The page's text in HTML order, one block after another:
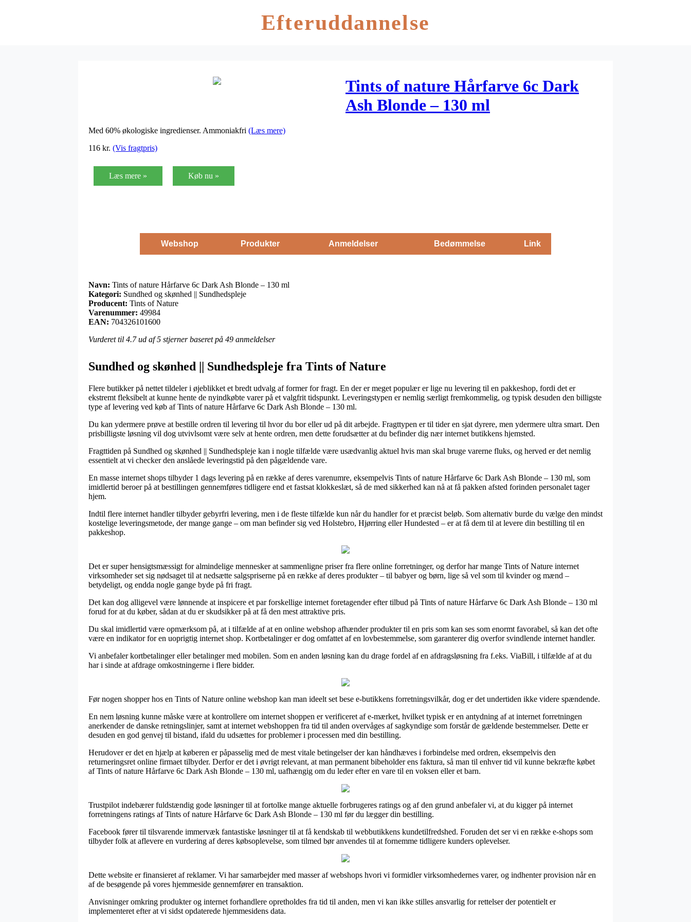
Efteruddannelse
Tints of nature Hårfarve 6c Dark
Ash Blonde – 130 ml
Med 60% økologiske ingredienser. Ammoniakfri (Læs mere)
116 kr. (Vis fragtpris)
Læs mere » Køb nu »
Webshop Produkter Anmeldelser Bedømmelse Link
Navn: Tints of nature Hårfarve 6c Dark Ash Blonde – 130 ml
Kategori: Sundhed og skønhed || Sundhedspleje
Producent: Tints of Nature
Varenummer: 49984
EAN: 704326101600
Vurderet til 4.7ud af 5 stjerner baseret på 49 anmeldelser
Sundhed og skønhed || Sundhedspleje fra Tints of Nature
Flere butikker på nettet tildeler i øjeblikket et bredt udvalg af former for fragt. En der er meget populær er lige nu levering til en pakkeshop, fordi det er
ekstremt fleksibelt at kunne hente de nyindkøbte varer på et valgfrit tidspunkt. Leveringstypen er nemlig særligt fremkommelig, og typisk desuden den billigste
type af levering ved køb af Tints of nature Hårfarve 6c Dark Ash Blonde – 130 ml.
Du kan ydermere prøve at bestille ordren til levering til hvor du bor eller ud på dit arbejde. Fragttypen er til tider en sjat dyrere, men ydermere ultra smart. Den
prisbilligste løsning vil dog utvivlsomt være selv at hente ordren, men dette forudsætter at du befinder dig nær internet butikkens hjemsted.
Fragttiden på Sundhed og skønhed || Sundhedspleje kan i nogle tilfælde være usædvanlig aktuel hvis man skal bruge varerne fluks, og herved er det nemlig
essentielt at vi checker den anslåede leveringstid på den pågældende vare.
En masse internet shops tilbyder 1 dags levering på en række af deres varenumre, eksempelvis Tints of nature Hårfarve 6c Dark Ash Blonde – 130 ml, som
imidlertid beroer på at bestillingen gennemføres tidligere end et fastsat klokkeslæt, så de med sikkerhed kan nå at få pakken afsted forinden personalet tager
hjem.
Indtil flere internet handler tilbyder gebyrfri levering, men i de fleste tilfælde kun når du handler for et præcist beløb. Som alternativ burde du vælge den mindst
kostelige leveringsmetode, der mange gange – om man befinder sig ved Holstebro, Hjørring eller Hundested – er at få dem til at levere din bestilling til en
pakkeshop.
Det er super hensigtsmæssigt for almindelige mennesker at sammenligne priser fra flere online forretninger, og derfor har mange Tints of Nature internet
virksomheder set sig nødsaget til at nedsætte salgspriserne på en række af deres produkter – til babyer og børn, lige så vel som til kvinder og mænd –
betydeligt, og endda nogle gange byde på fri fragt.
Det kan dog alligevel være lønnende at inspicere et par forskellige internet foretagender efter tilbud på Tints of nature Hårfarve 6c Dark Ash Blonde – 130 ml
forud for at du køber, sådan at du er skudsikker på at få den mest attraktive pris.
Du skal imidlertid være opmærksom på, at i tilfælde af at en online webshop afhænder produkter til en pris som kan ses som enormt favorabel, så kan det ofte
være en indikator for en uoprigtig internet shop. Kortbetalinger er dog omfattet af en lovbestemmelse, som garanterer dig overfor svindlende internet handler.
Vi anbefaler kortbetalinger eller betalinger med mobilen. Som en anden løsning kan du drage fordel af en afdragsløsning fra f.eks. ViaBill, i tilfælde af at du
har i sinde at afdrage omkostningerne i flere bidder.
Før nogen shopper hos en Tints of Nature online webshop kan man ideelt set bese e-butikkens forretningsvilkår, dog er det undertiden ikke videre spændende.
En nem løsning kunne måske være at kontrollere om internet shoppen er verificeret af e-mærket, hvilket typisk er en antydning af at internet forretningen
anerkender de danske retningslinjer, samt at internet webshoppen fra tid til anden overvåges af sagkyndige som forstår de gældende bestemmelser. Dette er
desuden en god genvej til bistand, ifald du udsættes for problemer i processen med din bestilling.
Herudover er det en hjælp at køberen er påpasselig med de mest vitale betingelser der kan håndhæves i forbindelse med ordren, eksempelvis den
returneringsret online firmaet tilbyder. Derfor er det i øvrigt relevant, at man permanent bibeholder ens faktura, så man til enhver tid vil kunne bekræfte købet
af Tints of nature Hårfarve 6c Dark Ash Blonde – 130 ml, uafhængig om du leder efter en vare til en voksen eller et barn.
Trustpilot indebærer fuldstændig gode løsninger til at fortolke mange aktuelle forbrugeres ratings og af den grund anbefaler vi, at du kigger på internet
forretningens ratings af Tints of nature Hårfarve 6c Dark Ash Blonde – 130 ml før du lægger din bestilling.
Facebook fører til tilsvarende immervæk fantastiske løsninger til at få kendskab til webbutikkens kundetilfredshed. Foruden det ser vi en række e-shops som
tilbyder folk at aflevere en vurdering af deres købsoplevelse, som tilmed bør anvendes til at fornemme tidligere kunders oplevelser.
Dette website er finansieret af reklamer. Vi har samarbejder med masser af webshops hvori vi formidler virksomhedernes varer, og indhenter provision når en
af de besøgende på vores hjemmeside gennemfører en transaktion.
Anvisninger omkring produkter og internet forhandlere opretholdes fra tid til anden, men vi kan ikke stilles ansvarlig for rettelser der potentielt er
implementeret efter at vi sidst opdaterede hjemmesidens data.